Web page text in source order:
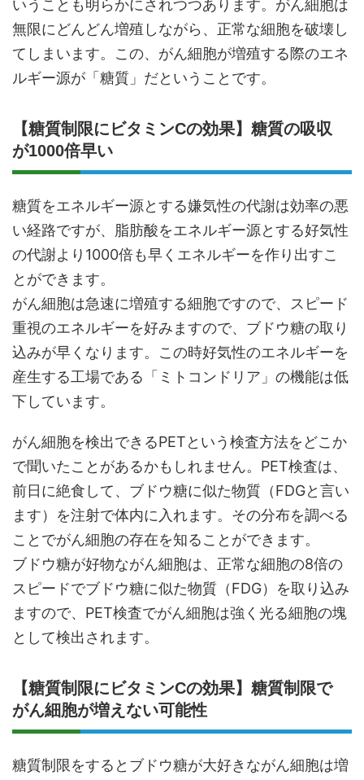
いうことも明らかにされつつあります。がん細胞は
無限にどんどん増殖しながら、正常な細胞を破壊し
てしまいます。この、がん細胞が増殖する際のエネ
ルギー源が「糖質」だということです。
【糖質制限にビタミンCの効果】糖質の吸収
が1000倍早い
糖質をエネルギー源とする嫌気性の代謝は効率の悪
い経路ですが、脂肪酸をエネルギー源とする好気性
の代謝より1000倍も早くエネルギーを作り出すこ
とができます。
がん細胞は急速に増殖する細胞ですので、スピード
重視のエネルギーを好みますので、ブドウ糖の取り
込みが早くなります。この時好気性のエネルギーを
産生する工場である「ミトコンドリア」の機能は低
下しています。
がん細胞を検出できるPETという検査方法をどこか
で聞いたことがあるかもしれません。PET検査は、
前日に絶食して、ブドウ糖に似た物質（FDGと言い
ます）を注射で体内に入れます。その分布を調べる
ことでがん細胞の存在を知ることができます。
ブドウ糖が好物ながん細胞は、正常な細胞の8倍の
スピードでブドウ糖に似た物質（FDG）を取り込み
ますので、PET検査でがん細胞は強く光る細胞の塊
として検出されます。
【糖質制限にビタミンCの効果】糖質制限で
がん細胞が増えない可能性
糖質制限をするとブドウ糖が大好きながん細胞は増